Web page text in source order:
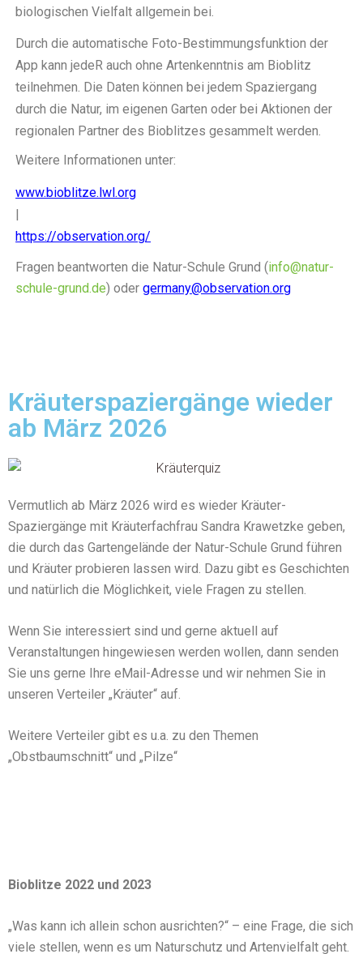
biologischen Vielfalt allgemein bei.
Durch die automatische Foto-Bestimmungsfunktion der
App kann jedeR auch ohne Artenkenntnis am Bioblitz
teilnehmen. Die Daten können bei jedem Spaziergang
durch die Natur, im eigenen Garten oder bei Aktionen der
regionalen Partner des Bioblitzes gesammelt werden.
Weitere Informationen unter:
www.bioblitze.lwl.org
|
https://observation.org/
Fragen beantworten die Natur-Schule Grund (info@natur-
schule-grund.de) odergermany@observation.org
Kräuterspaziergänge wieder
ab März 2026
Vermutlich ab März 2026 wird es wieder Kräuter-
Spaziergänge mit Kräuterfachfrau Sandra Krawetzke geben,
die durch das Gartengelände der Natur-Schule Grund führen
und Kräuter probieren lassen wird. Dazu gibt es Geschichten
und natürlich die Möglichkeit, viele Fragen zu stellen.
Wenn Sie interessiert sind und gerne aktuell auf
Veranstaltungen hingewiesen werden wollen, dann senden
Sie uns gerne Ihre eMail-Adresse und wir nehmen Sie in
unseren Verteiler „Kräuter“ auf.
Weitere Verteiler gibt es u.a. zu den Themen
„Obstbaumschnitt“ und „Pilze“
Bioblitze 2022 und 2023
„Was kann ich allein schon ausrichten?“ – eine Frage, die sich
viele stellen, wenn es um Naturschutz und Artenvielfalt geht.